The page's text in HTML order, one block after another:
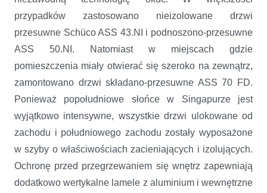
przypadków zastosowano nieizolowane drzwi
przesuwne Schüco ASS 43.NI i podnoszono-przesuwne
ASS 50.NI. Natomiast w miejscach gdzie
pomieszczenia miały otwierać się szeroko na zewnątrz,
zamontowano drzwi składano-przesuwne ASS 70 FD.
Ponieważ popołudniowe słońce w Singapurze jest
wyjątkowo intensywne, wszystkie drzwi ulokowane od
zachodu i południowego zachodu zostały wyposażone
w szyby o właściwościach zacieniających i izolujących.
Ochronę przed przegrzewaniem się wnętrz zapewniają
dodatkowo wertykalne lamele z aluminium i wewnętrzne